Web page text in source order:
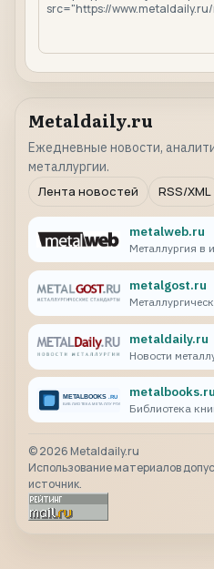
Metaldaily.ru
Ежедневные новости,
металлургии.
Лента новостей
RSS/XML
metalweb.ru
Металлургия в
metalgost.ru
metaldaily.ru
Новости
metalbooks.ru
Библиотека
©2026 Metaldaily.ru
Использование материалов
источник.